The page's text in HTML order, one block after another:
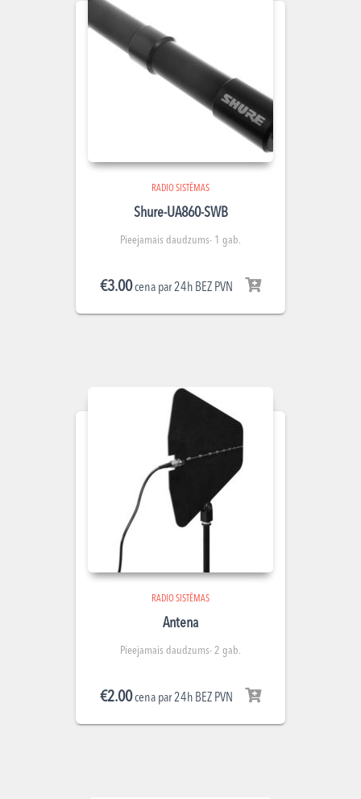
RADIO SISTĒMAS
Shure-UA860-SWB
Pieejamais daudzums- 1 gab.
€3.00cena par 24h BEZ PVN
RADIO SISTĒMAS
Antena
Pieejamais daudzums- 2 gab.
€2.00cena par 24h BEZ PVN